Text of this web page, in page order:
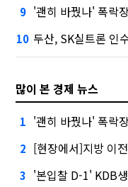
9 '괜히 바꿨나' 폭락장
10 두산, SK실트론 인
많이 본 경제 뉴스
1 '괜히 바꿨나' 폭락장
2 [현장에서]지방 이전설
3 '본입찰 D-1' KDB